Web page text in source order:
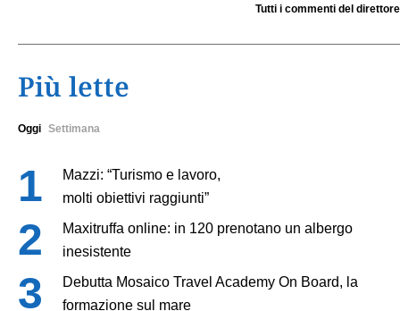
Tutti i commenti del direttore
Più lette
Oggi Settimana
Mazzi: “Turismo e lavoro,
molti obiettivi raggiunti”
Maxitruffa online: in 120 prenotano un albergo
inesistente
Debutta Mosaico Travel Academy On Board, la
formazione sul mare